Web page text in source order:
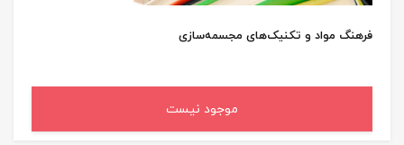
فرهنگ مواد و تکنیک‌های مجسمه‌سازی
موجود نیست